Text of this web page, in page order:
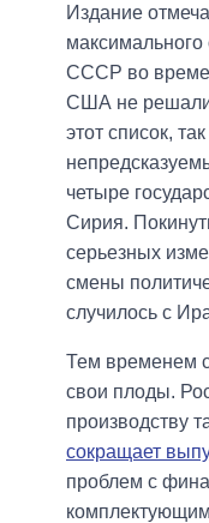
Издание
СССР во
США не
этот список,
четыре
Сирия.
серьезных
смены
случилось с
Тем временем
свои плоды.
производству
сокращает
проблем с